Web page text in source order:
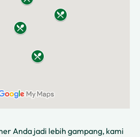
Anda jadi lebih gampang, kami